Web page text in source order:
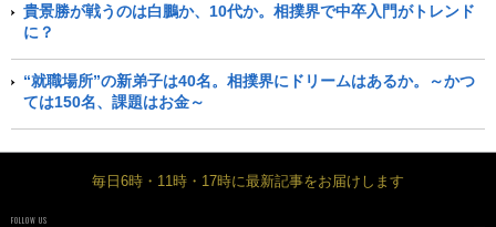
貴景勝が戦うのは白鵬か、10代か。相撲界で中卒入門がトレンド
に？
“就職場所”の新弟子は40名。相撲界にドリームはあるか。～かつ
ては150名、課題はお金～
毎日6時・11時・17時に最新記事をお届けします
FOLLOW US